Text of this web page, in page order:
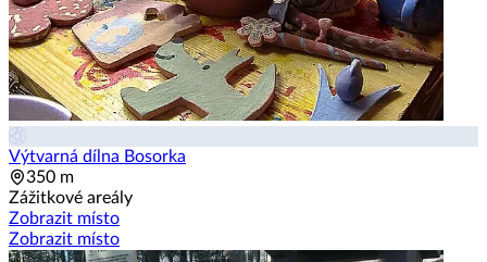
Výtvarná dílna Bosorka
350 m
Zážitkové areály
Zobrazit místo
Zobrazit místo